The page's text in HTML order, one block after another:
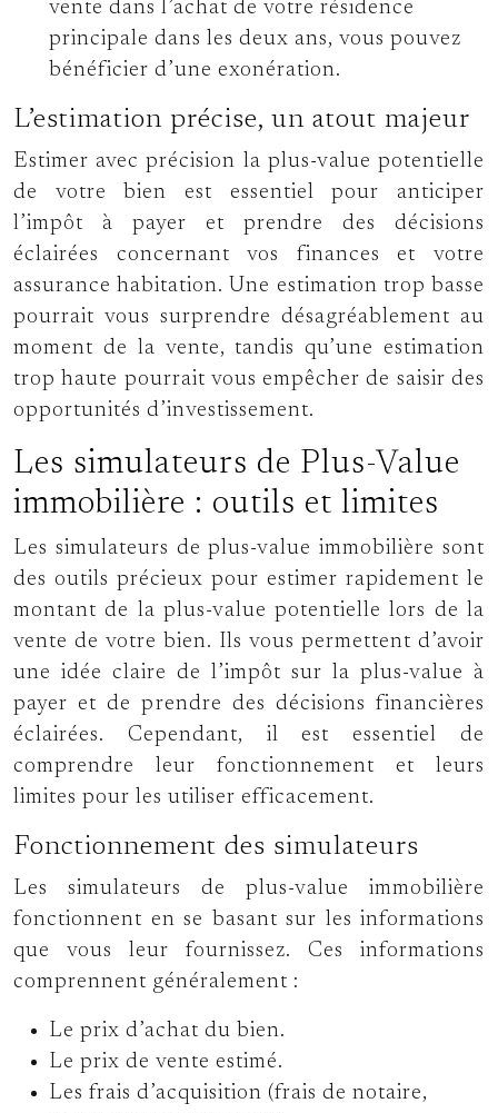
vente dans l’achat de votre résidence
principale dans les deux ans, vous pouvez
bénéficier d’une exonération.
L’estimation précise, un atout majeur
Estimer avec précision la plus-value potentielle
de votre bien est essentiel pour anticiper
l’impôt à payer et prendre des décisions
éclairées concernant vos finances et votre
assurance habitation. Une estimation trop basse
pourrait vous surprendre désagréablement au
moment de la vente, tandis qu’une estimation
trop haute pourrait vous empêcher de saisir des
opportunités d’investissement.
Les simulateurs de Plus-Value
immobilière : outils et limites
Les simulateurs de plus-value immobilière sont
des outils précieux pour estimer rapidement le
montant de la plus-value potentielle lors de la
vente de votre bien. Ils vous permettent d’avoir
une idée claire de l’impôt sur la plus-value à
payer et de prendre des décisions financières
éclairées. Cependant, il est essentiel de
comprendre leur fonctionnement et leurs
limites pour les utiliser efficacement.
Fonctionnement des simulateurs
Les simulateurs de plus-value immobilière
fonctionnent en se basant sur les informations
que vous leur fournissez. Ces informations
comprennent généralement :
Le prix d’achat du bien.
Le prix de vente estimé.
Les frais d’acquisition (frais de notaire,